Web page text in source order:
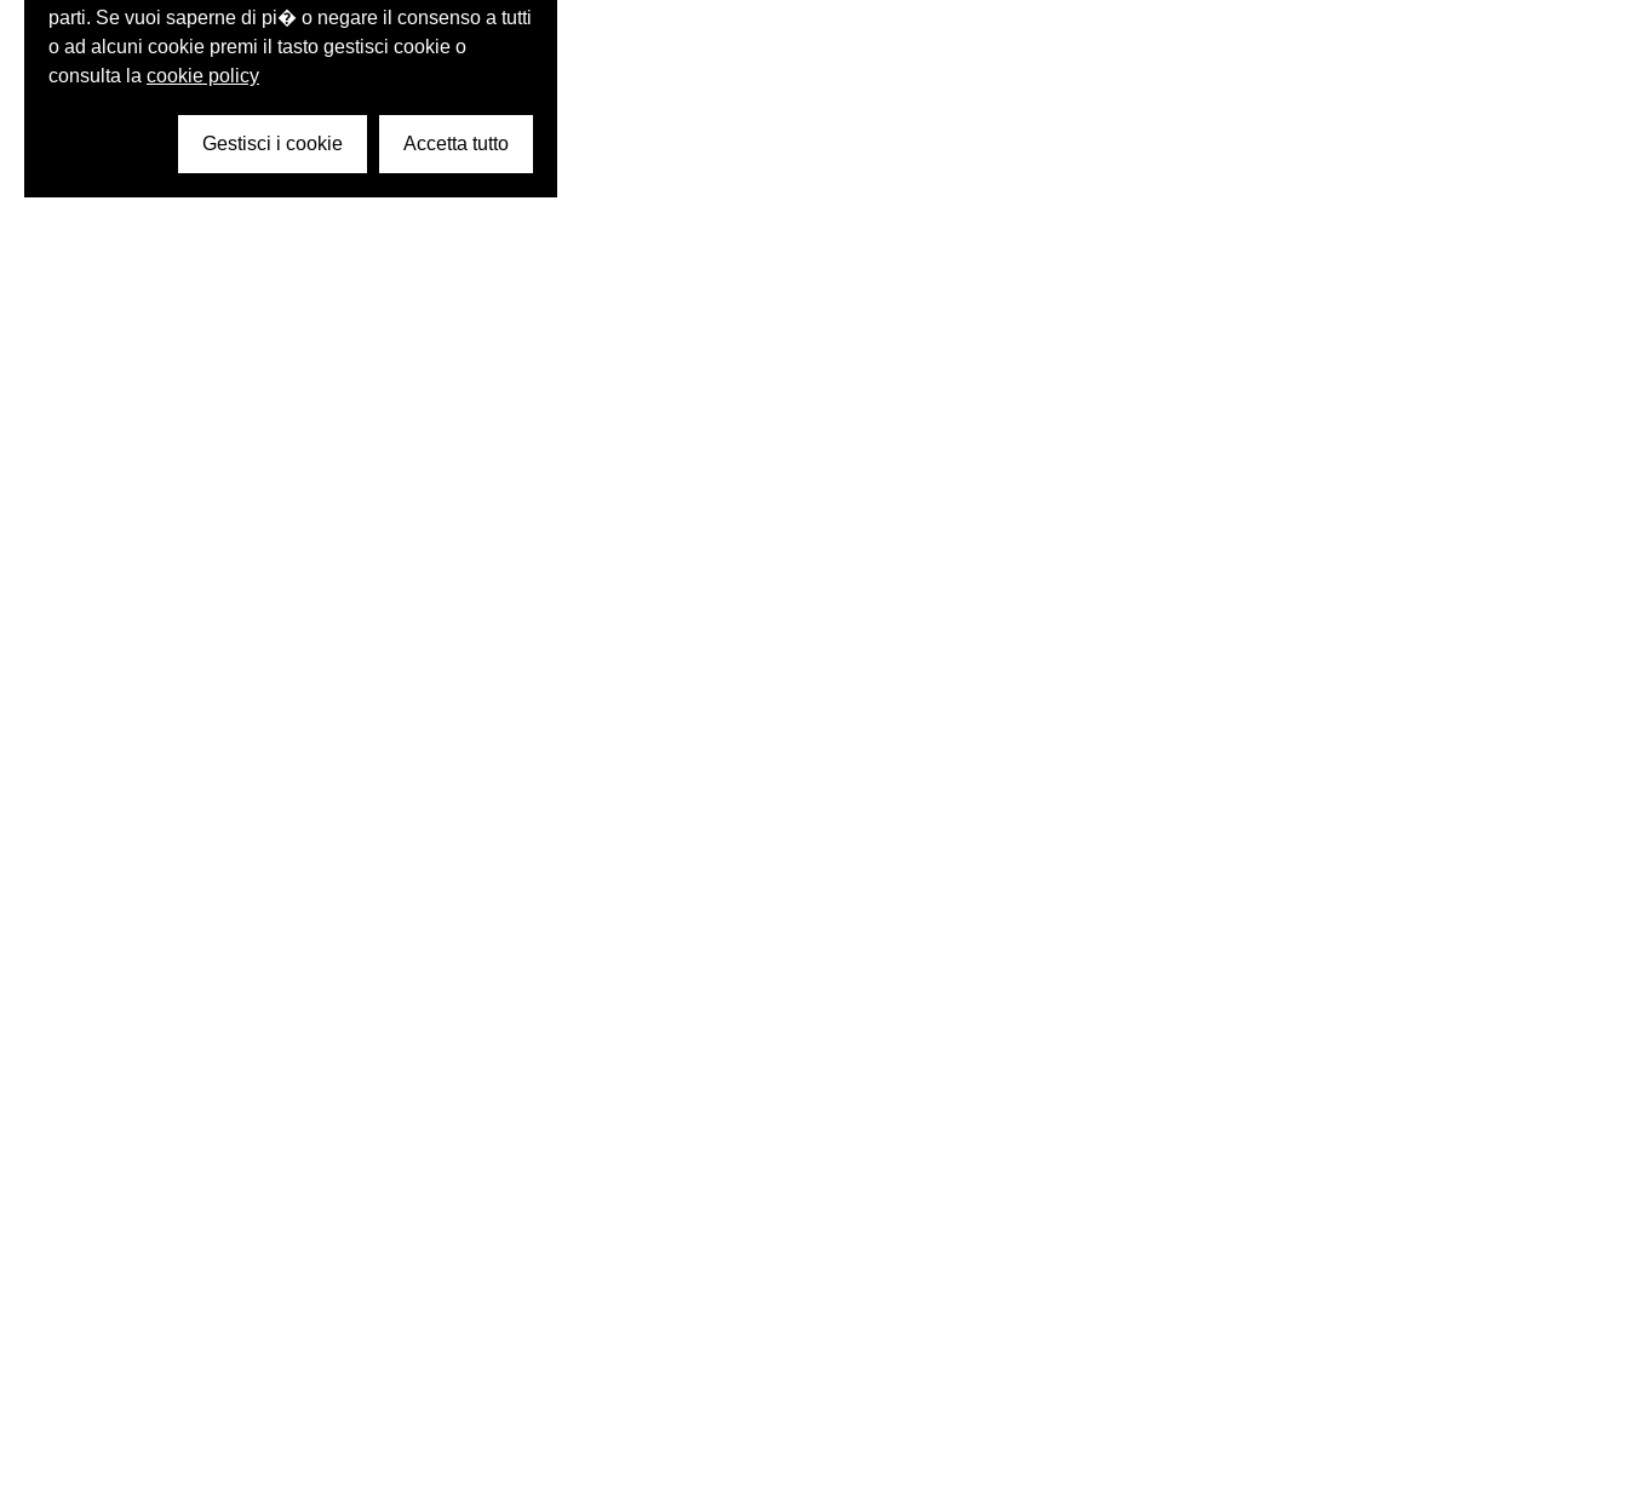
parti. Se vuoi saperne di pi� o negare il consenso a tutti
o ad alcuni cookie premi il tasto gestisci cookie o
consulta la cookie policy
Gestisci i cookie Accetta tutto